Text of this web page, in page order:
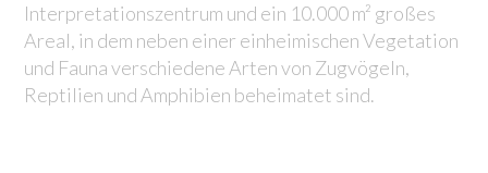
Interpretationszentrum und ein 10.000 m² großes
Areal, in dem neben einer einheimischen Vegetation
und Fauna verschiedene Arten von Zugvögeln,
Reptilien und Amphibien beheimatet sind.